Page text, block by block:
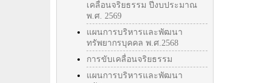
เคลื่อนจริยธรรม ปีงบประมาณ
พ.ศ. 2569
แผนการบริหารและพัฒนา
ทรัพยากรบุคคล พ.ศ.2568
การขับเคลื่อนจริยธรรม
แผนการบริหารและพัฒนา